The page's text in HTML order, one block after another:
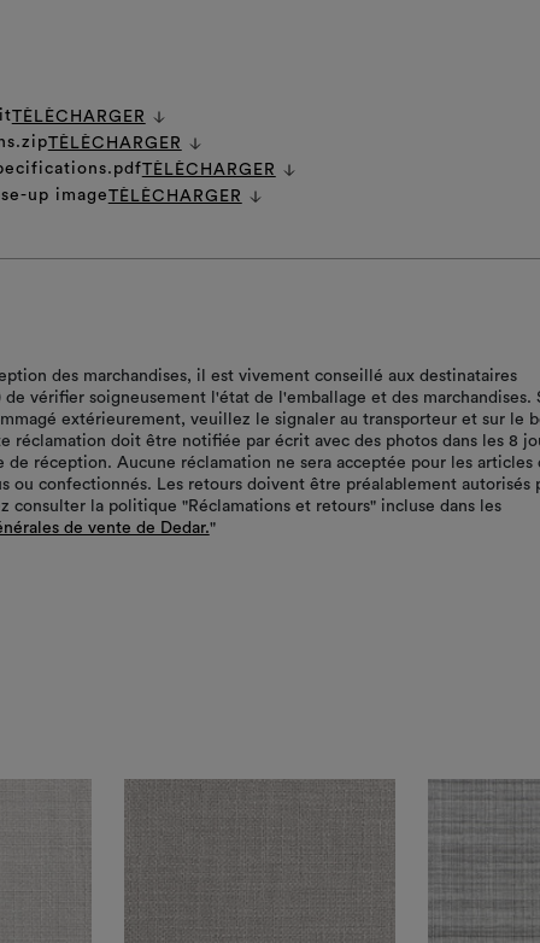
TÈLÈCHARGER
TÈLÈCHARGER
TÈLÈCHARGER
up imageTÈLÈCHARGER
des marchandises, il est vivement conseillé aux destinataires
vérifier soigneusement l'état de l'emballage et des marchandises.
extérieurement, veuillez le signaler au transporteur et sur le
réclamation doit être notifiée par écrit avec des photos dans les 8
de réception. Aucune réclamation ne sera acceptée pour les articles
ou confectionnés. Les retours doivent être préalablement autorisés
consulter la politique "Réclamations et retours" incluse dans les
de vente de Dedar."